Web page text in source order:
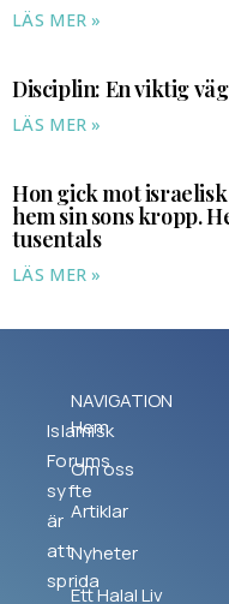
LÄS MER »
Disciplin: En viktig
LÄS MER »
Hon gick mot
hem sin sons kropp.
tusentals
LÄS MER »
Islamisk
Forums
syfte
är
att
sprida
NAVIGATION
Hem
Om oss
Artiklar
Nyheter
Ett Halal Liv